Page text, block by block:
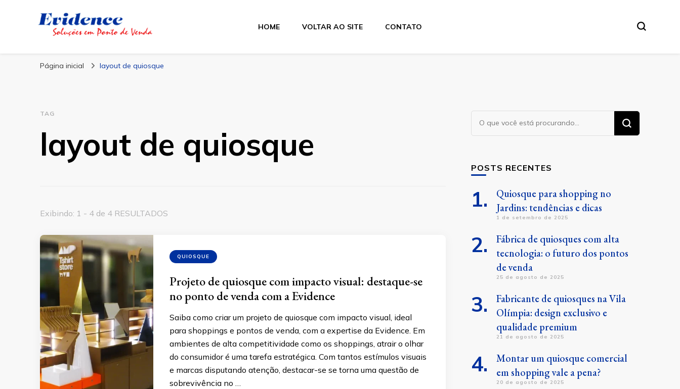
Blog Evidence
HOME VOLTAR AO SITE CONTATO
Página inicial layout de quiosque
TAG
layout de quiosque
Exibindo: 1 - 4 de 4 RESULTADOS
QUIOSQUE
Projeto de quiosque com impacto visual: destaque-se
no ponto de venda com a Evidence
Saiba como criar um projeto de quiosque com impacto visual, ideal
para shoppings e pontos de venda, com a expertise da Evidence. Em
ambientes de alta competitividade como os shoppings, atrair o olhar
do consumidor é uma tarefa estratégica. Com tantos estímulos visuais
e marcas disputando atenção, destacar-se se torna uma questão de
sobrevivência no …
Procurando
algo?
POSTS RECENTES
Quiosque para shopping no
Jardins: tendências e dicas
1 de setembro de 2025
Fábrica de quiosques com alta
tecnologia: o futuro dos pontos
de venda
25 de agosto de 2025
Fabricante de quiosques na Vila
Olímpia: design exclusivo e
qualidade premium
21 de agosto de 2025
Montar um quiosque comercial
em shopping vale a pena?
20 de agosto de 2025